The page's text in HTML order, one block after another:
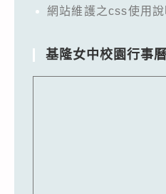
網站維護之css使用說
基隆女中校園行事曆